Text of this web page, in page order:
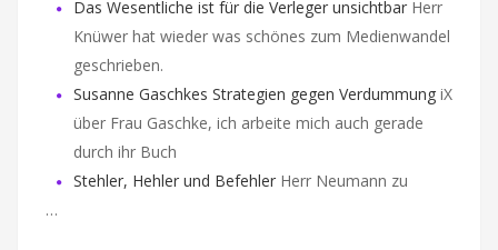
Das Wesentliche ist für die Verleger unsichtbar Herr
Knüwer hat wieder was schönes zum Medienwandel
geschrieben.
Susanne Gaschkes Strategien gegen Verdummung iX
über Frau Gaschke, ich arbeite mich auch gerade
durch ihr Buch
Stehler, Hehler und Befehler Herr Neumann zu
…